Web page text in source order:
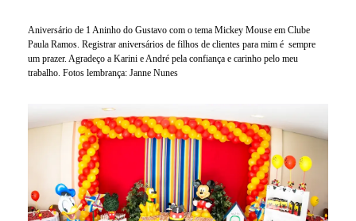
Aniversário de 1 Aninho do Gustavo com o tema Mickey Mouse em Clube
Paula Ramos. Registrar aniversários de filhos de clientes para mim é sempre
um prazer. Agradeço a Karini e André pela confiança e carinho pelo meu
trabalho. Fotos lembrança: Janne Nunes